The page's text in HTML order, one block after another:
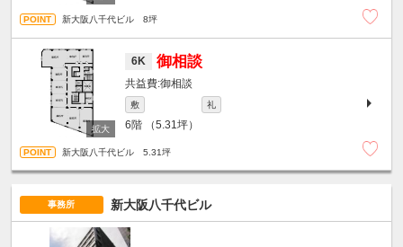
新大阪八千代ビル 8坪
6K 御相談
御相談
敷 礼
6階 （5.31坪）
新大阪八千代ビル 5.31坪
事務所 新大阪八千代ビル